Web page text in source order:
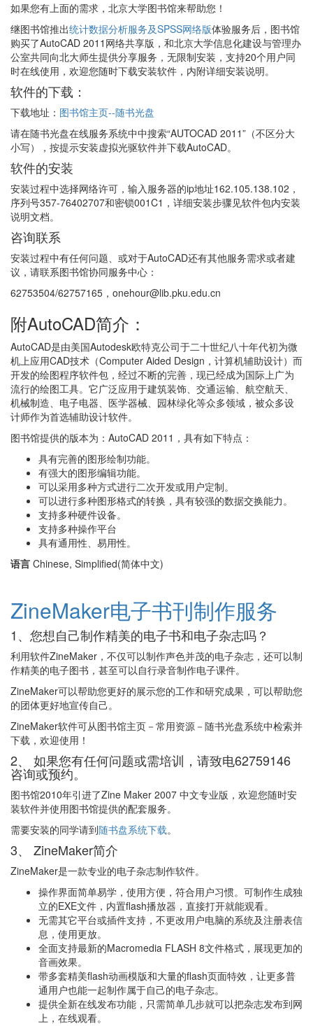
如果您有上面的需求，北京大学图书馆来帮助您！
继图书馆推出统计数据分析服务及SPSS网络版体验服务后，图书馆
购买了AutoCAD 2011网络共享版，和北京大学信息化建设与管理办
公室共同向北大师生提供分享服务，无限制安装，支持20个用户同
时在线使用，欢迎您随时下载安装软件，内附详细安装说明。
软件的下载：
下载地址： 图书馆主页--随书光盘
请在随书光盘在线服务系统中中搜索“AUTOCAD 2011”（不区分大
小写），按提示安装虚拟光驱软件并下载AutoCAD。
软件的安装
安装过程中选择网络许可，输入服务器的ip地址162.105.138.102，
序列号357-76402707和密锁001C1，详细安装步骤见软件包内安装
说明文档。
咨询联系
安装过程中有任何问题、或对于AutoCAD还有其他服务需求或者建
议，请联系图书馆协同服务中心：
62753504/62757165，onehour@lib.pku.edu.cn
附AutoCAD简介：
AutoCAD是由美国Autodesk欧特克公司于二十世纪八十年代初为微
机上应用CAD技术（Computer Aided Design，计算机辅助设计）而
开发的绘图程序软件包，经过不断的完善，现已经成为国际上广为
流行的绘图工具。它广泛应用于建筑装饰、交通运输、航空航天、
机械制造、电子电器、医学器械、园林绿化等众多领域，被众多设
计师作为首选辅助设计软件。
图书馆提供的版本为：AutoCAD 2011，具有如下特点：
具有完善的图形绘制功能。
有强大的图形编辑功能。
可以采用多种方式进行二次开发或用户定制。
可以进行多种图形格式的转换，具有较强的数据交换能力。
支持多种硬件设备。
支持多种操作平台
具有通用性、易用性。
语言 Chinese, Simplified(简体中文)
ZineMaker电子书刊制作服务
1、您想自己制作精美的电子书和电子杂志吗？
利用软件ZineMaker，不仅可以制作声色并茂的电子杂志，还可以制
作精美的电子图书，甚至可以自行录音制作电子课件。
ZineMaker可以帮助您更好的展示您的工作和研究成果，可以帮助您
的团体更好地宣传自己。
ZineMaker软件可从图书馆主页－常用资源－随书光盘系统中检索并
下载，欢迎使用！
2、 如果您有任何问题或需培训，请致电62759146
咨询或预约。
图书馆2010年引进了Zine Maker 2007 中文专业版，欢迎您随时安
装软件并使用图书馆提供的配套服务。
需要安装的同学请到随书盘系统下载。
3、 ZineMaker简介
ZineMaker是一款专业的电子杂志制作软件。
操作界面简单易学，使用方便，符合用户习惯。可制作生成独
立的EXE文件，内置flash播放器，直接打开就能观看。
无需其它平台或插件支持，不更改用户电脑的系统及注册表信
息，使用更放。
全面支持最新的Macromedia FLASH 8文件格式，展现更加的
音画效果。
带多套精美flash动画模版和大量的flash页面特效，让更多普
通用户也能一起制作属于自己的电子杂志。
提供全新在线发布功能，只需简单几步就可以把杂志发布到网
上，在线观看。